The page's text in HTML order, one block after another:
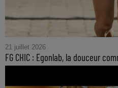
21 juillet 2026
FG CHIC : Egonlab, la douceur